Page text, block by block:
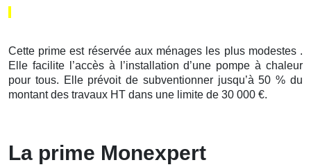
Cette prime est réservée aux ménages les plus modestes .
Elle facilite l’accès à l’installation d’une pompe à chaleur
pour tous. Elle prévoit de subventionner jusqu’à 50 % du
montant des travaux HT dans une limite de 30 000 €.
La prime Monexpert